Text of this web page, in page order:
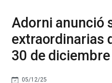
Adorni anunció
extraordinarias
30 de diciembre
05/12/25